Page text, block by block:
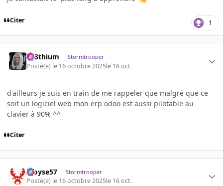
Citer 1
L33thium Stormtrooper
Posté(e) le 16 octobre 2025le 16 oct.
d'ailleurs je suis en train de me rappeler que malgré que ce
soit un logiciel web mon erp odoo est aussi pilotable au
clavier à 90% ^^
Citer
Aloyse57 Stormtrooper
Posté(e) le 16 octobre 2025le 16 oct.